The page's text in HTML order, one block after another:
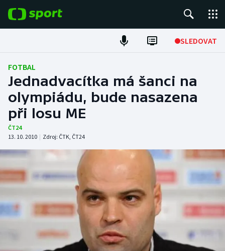
SLEDOVAT
Fotbal
Hokej
Tenis
Atletika
Cyklistika
DALŠÍ SPORTY
Americký fotbal
Baseball a softbal
NEPŘEHLÉDNĚTE
Soutěže
FOTBAL
Jednadvacítka má šanci na
olympiádu, bude nasazena
při losu ME
ČT24
13. 10. 2010 | Zdroj: ČTK, ČT24